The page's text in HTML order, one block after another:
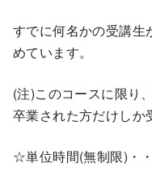
すでに何名かの受講生
めています。
(注)このコースに限り
卒業された方だけしか
☆単位時間(無制限)・